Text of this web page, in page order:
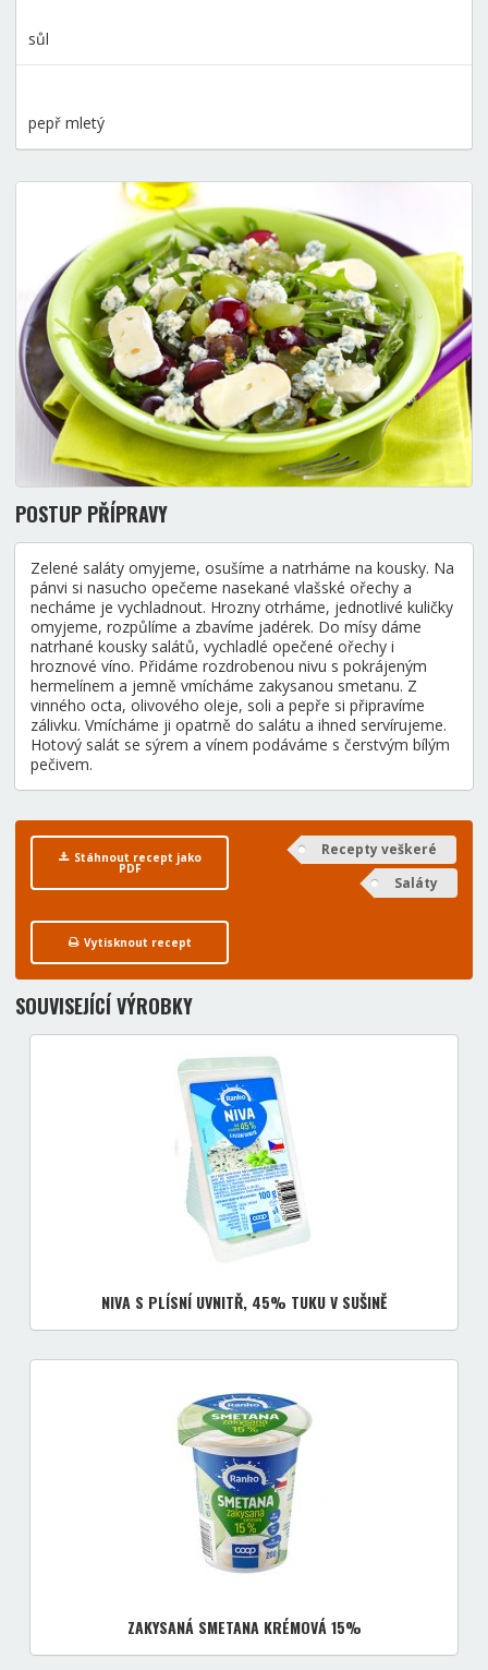
sůl
pepř mletý
POSTUP PŘÍPRAVY
Zelené saláty omyjeme, osušíme a natrháme na kousky. Na
pánvi si nasucho opečeme nasekané vlašské ořechy a
necháme je vychladnout. Hrozny otrháme, jednotlivé kuličky
omyjeme, rozpůlíme a zbavíme jadérek. Do mísy dáme
natrhané kousky salátů, vychladlé opečené ořechy i
hroznové víno. Přidáme rozdrobenou nivu s pokrájeným
hermelínem a jemně vmícháme zakysanou smetanu. Z
vinného octa, olivového oleje, soli a pepře si připravíme
zálivku. Vmícháme ji opatrně do salátu a ihned servírujeme.
Hotový salát se sýrem a vínem podáváme s čerstvým bílým
pečivem.
Stáhnout recept jako
PDF
Vytisknout recept
Recepty veškeré
Saláty
SOUVISEJÍCÍ VÝROBKY
NIVA S PLÍSNÍ UVNITŘ, 45% TUKU V SUŠINĚ
ZAKYSANÁ SMETANA KRÉMOVÁ 15%